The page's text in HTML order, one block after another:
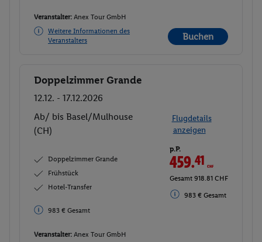
Veranstalter: Anex Tour GmbH
Weitere Informationen des
Veranstalters
Buchen
Buchen
Doppelzimmer Grande
12.12. - 17.12.2026
Ab/ bis Basel/Mulhouse
(CH)
Flugdetails
anzeigen
Doppelzimmer Grande
Frühstück
Hotel-Transfer
983 € Gesamt
p.P.
459.41 CHF
Gesamt 918.81 CHF
983 € Gesamt
Veranstalter: Anex Tour GmbH